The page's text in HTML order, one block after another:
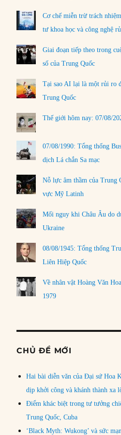
Cơ chế miễn trừ trách
tư khoa học và công nghệ
Giai đoạn tiếp theo trong
số của Trung Quốc
Tại sao AI lại là một rủi ro
Trung Quốc
Thế giới hôm nay: 07/08/
07/08/1990: Tổng thống
dịch Lá chắn Sa mạc
Nỗ lực âm thầm của Trung
vực Mỹ Latinh
Mối nguy khi Châu Âu do
Ukraine
08/08/1945: Tổng thống
Liên Hiệp Quốc
Về nhân vật Hoàng Văn
1979
CHỦ ĐỀ MỚI
Hai bài diễn văn của Đại sứ Hoa
dịp khởi công và khánh thành xa
Điểm khác biệt trong tư tưởng
Trung Quốc, Cuba
‘Black Myth: Wukong’ và sức